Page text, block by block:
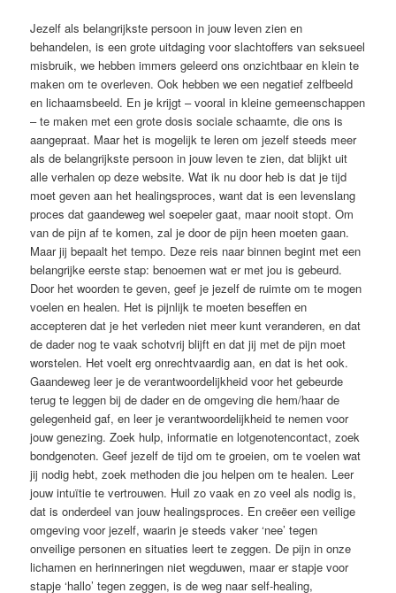
Jezelf als belangrijkste persoon in jouw leven zien en
behandelen, is een grote uitdaging voor slachtoffers van seksueel
misbruik, we hebben immers geleerd ons onzichtbaar en klein te
maken om te overleven. Ook hebben we een negatief zelfbeeld
en lichaamsbeeld. En je krijgt – vooral in kleine gemeenschappen
– te maken met een grote dosis sociale schaamte, die ons is
aangepraat. Maar het is mogelijk te leren om jezelf steeds meer
als de belangrijkste persoon in jouw leven te zien, dat blijkt uit
alle verhalen op deze website. Wat ik nu door heb is dat je tijd
moet geven aan het healingsproces, want dat is een levenslang
proces dat gaandeweg wel soepeler gaat, maar nooit stopt. Om
van de pijn af te komen, zal je door de pijn heen moeten gaan.
Maar jij bepaalt het tempo. Deze reis naar binnen begint met een
belangrijke eerste stap: benoemen wat er met jou is gebeurd.
Door het woorden te geven, geef je jezelf de ruimte om te mogen
voelen en healen. Het is pijnlijk te moeten beseffen en
accepteren dat je het verleden niet meer kunt veranderen, en dat
de dader nog te vaak schotvrij blijft en dat jij met de pijn moet
worstelen. Het voelt erg onrechtvaardig aan, en dat is het ook.
Gaandeweg leer je de verantwoordelijkheid voor het gebeurde
terug te leggen bij de dader en de omgeving die hem/haar de
gelegenheid gaf, en leer je verantwoordelijkheid te nemen voor
jouw genezing. Zoek hulp, informatie en lotgenotencontact, zoek
bondgenoten. Geef jezelf de tijd om te groeien, om te voelen wat
jij nodig hebt, zoek methoden die jou helpen om te healen. Leer
jouw intuïtie te vertrouwen. Huil zo vaak en zo veel als nodig is,
dat is onderdeel van jouw healingsproces. En creëer een veilige
omgeving voor jezelf, waarin je steeds vaker ‘nee’ tegen
onveilige personen en situaties leert te zeggen. De pijn in onze
lichamen en herinneringen niet wegduwen, maar er stapje voor
stapje ‘hallo’ tegen zeggen, is de weg naar self-healing,